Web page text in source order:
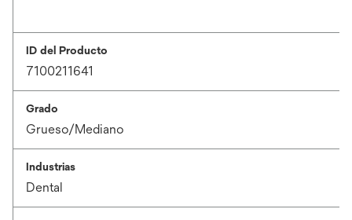
ID del Producto
7100211641
Grado
Grueso/Mediano
Industrias
Dental